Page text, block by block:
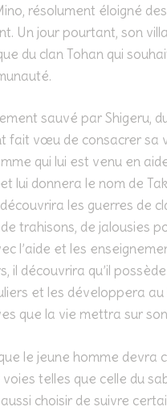
résolument éloigné
Un jour pourtant, son
du clan Tohan qui
sauvé par Shigeru,
fait vœu de consacrer sa
qui lui est venu en
lui donnera le nom de
les guerres de
de trahisons, de jalousies
l’aide et les
il découvrira qu’il
et les développera
que la vie mettra sur
le jeune homme devra
telles que celle du
choisir de suivre